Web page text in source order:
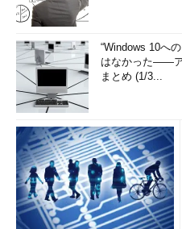
“Windows 10へ
はなかった――
まとめ (1/3...